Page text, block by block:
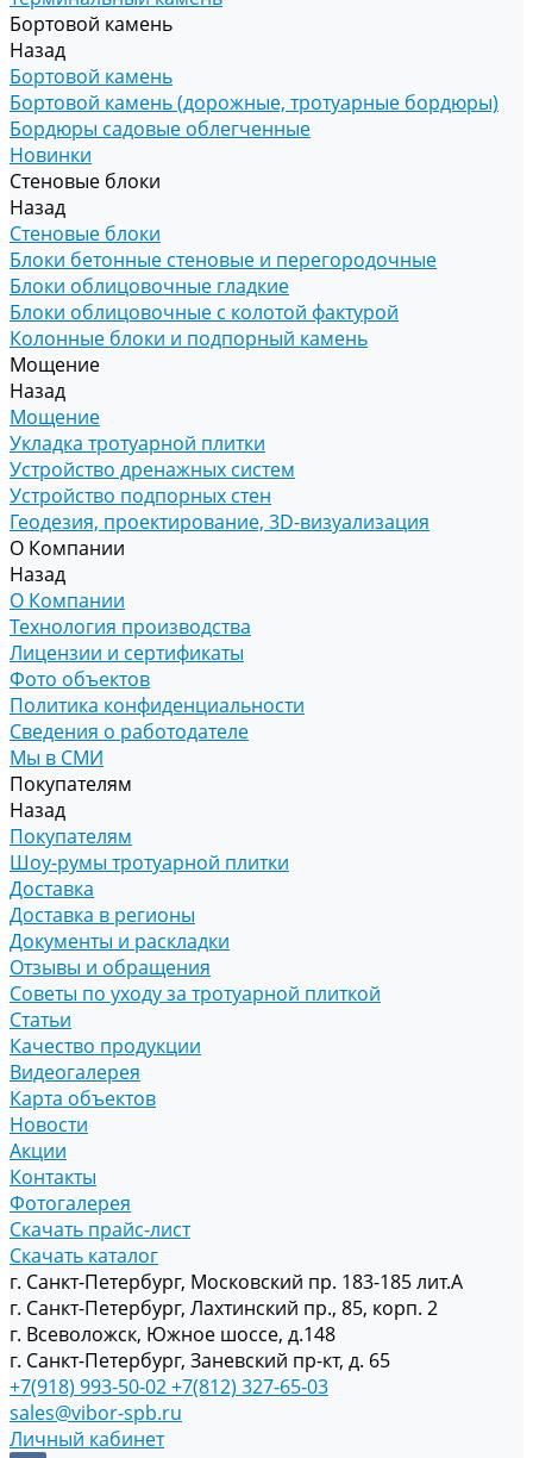
Бортовой камень
Назад
Бортовой камень
Бортовой камень (дорожные, тротуарные бордюры)
Бордюры садовые облегченные
Новинки
Стеновые блоки
Назад
Стеновые блоки
Блоки бетонные стеновые и перегородочные
Блоки облицовочные гладкие
Блоки облицовочные с колотой фактурой
Колонные блоки и подпорный камень
Мощение
Назад
Мощение
Укладка тротуарной плитки
Устройство дренажных систем
Устройство подпорных стен
Геодезия, проектирование, 3D-визуализация
О Компании
Назад
О Компании
Технология производства
Лицензии и сертификаты
Фото объектов
Политика конфиденциальности
Сведения о работодателе
Мы в СМИ
Покупателям
Назад
Покупателям
Шоу-румы тротуарной плитки
Доставка
Доставка в регионы
Документы и раскладки
Отзывы и обращения
Советы по уходу за тротуарной плиткой
Статьи
Качество продукции
Видеогалерея
Карта объектов
Новости
Акции
Контакты
Фотогалерея
Скачать прайс-лист
Скачать каталог
г. Санкт-Петербург, Московский пр. 183-185 лит.А
г. Санкт-Петербург, Лахтинский пр., 85, корп. 2
г. Всеволожск, Южное шоссе, д.148
г. Санкт-Петербург, Заневский пр-кт, д. 65
+7(918) 993-50-02+7(812) 327-65-03
sales@vibor-spb.ru
Личный кабинет